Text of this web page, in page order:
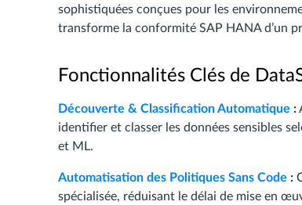
sophistiquées conçues pour les
transforme la conformité SAP HANA d’un
Fonctionnalités Clés de
Découverte & Classification Automatique :
identifier et classer les données sensibles
et ML.
Automatisation des Politiques Sans Code :
spécialisée, réduisant le délai de mise en